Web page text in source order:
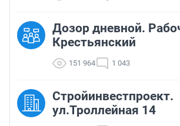
Дозор дневной.
Крестьянский
151 964 1 043
Стройинвестпроект.
ул.Троллейная 14